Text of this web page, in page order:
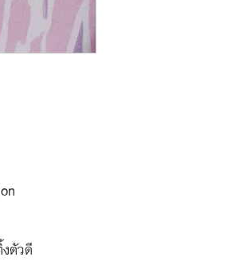
ตัวดี